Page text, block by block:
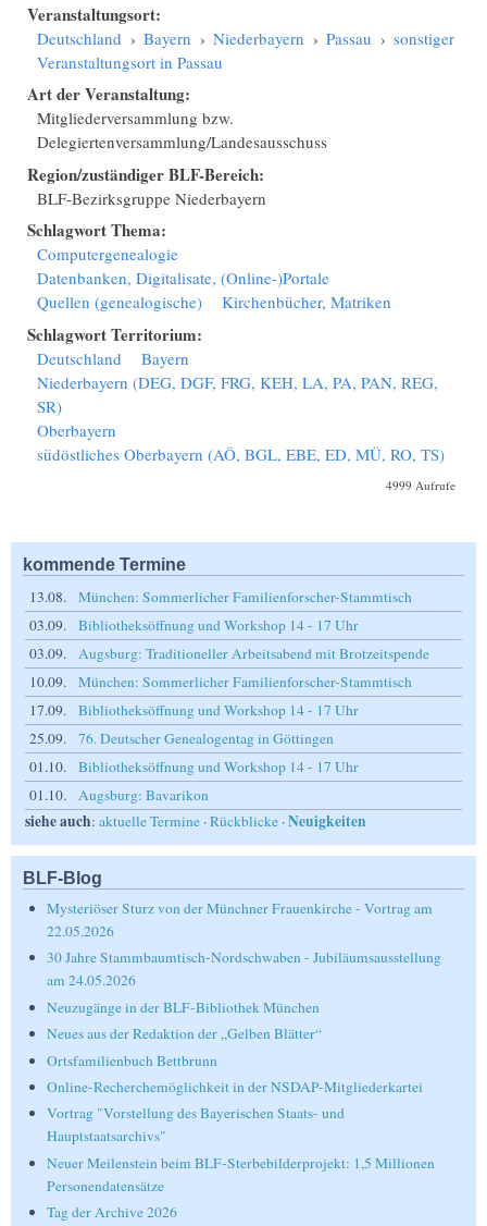
Veranstaltungsort:
Deutschland › Bayern › Niederbayern › Passau › sonstiger
Veranstaltungsort in Passau
Art der Veranstaltung:
Mitgliederversammlung bzw.
Delegiertenversammlung/Landesausschuss
Region/zuständiger BLF-Bereich:
BLF-Bezirksgruppe Niederbayern
Schlagwort Thema:
Computergenealogie
Datenbanken, Digitalisate, (Online-)Portale
Quellen (genealogische)
Kirchenbücher, Matriken
Schlagwort Territorium:
Deutschland
Bayern
Niederbayern (DEG, DGF, FRG, KEH, LA, PA, PAN, REG,
SR)
Oberbayern
südöstliches Oberbayern (AÖ, BGL, EBE, ED, MÜ, RO, TS)
4999 Aufrufe
kommende Termine
13.08.
München: Sommerlicher Familienforscher-Stammtisch
03.09.
Bibliotheksöffnung und Workshop 14 - 17 Uhr
03.09.
Augsburg: Traditioneller Arbeitsabend mit Brotzeitspende
10.09.
München: Sommerlicher Familienforscher-Stammtisch
17.09.
Bibliotheksöffnung und Workshop 14 - 17 Uhr
25.09.
76. Deutscher Genealogentag in Göttingen
01.10.
Bibliotheksöffnung und Workshop 14 - 17 Uhr
01.10.
Augsburg: Bavarikon
siehe auch: aktuelle Termine ·Rückblicke ·Neuigkeiten
BLF-Blog
Mysteriöser Sturz von der Münchner Frauenkirche - Vortrag am
22.05.2026
30 Jahre Stammbaumtisch-Nordschwaben - Jubiläumsausstellung
am 24.05.2026
Neuzugänge in der BLF-Bibliothek München
Neues aus der Redaktion der „Gelben Blätter“
Ortsfamilienbuch Bettbrunn
Online-Recherchemöglichkeit in der NSDAP-Mitgliederkartei
Vortrag "Vorstellung des Bayerischen Staats- und
Hauptstaatsarchivs"
Neuer Meilenstein beim BLF-Sterbebilderprojekt: 1,5 Millionen
Personendatensätze
Tag der Archive 2026